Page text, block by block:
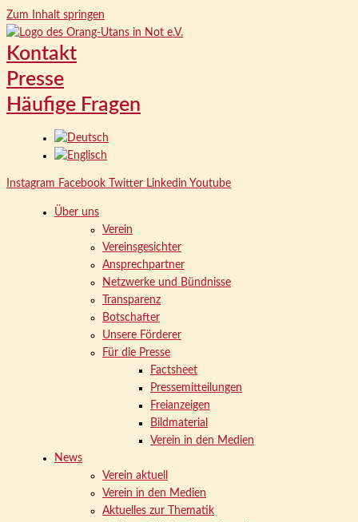
Zum Inhalt springen
Kontakt
Presse
Häufige Fragen
Instagram Facebook Twitter Linkedin Youtube
Über uns
Verein
Vereinsgesichter
Ansprechpartner
Netzwerke und Bündnisse
Transparenz
Botschafter
Unsere Förderer
Für die Presse
Factsheet
Pressemitteilungen
Freianzeigen
Bildmaterial
Verein in den Medien
News
Verein aktuell
Verein in den Medien
Aktuelles zur Thematik